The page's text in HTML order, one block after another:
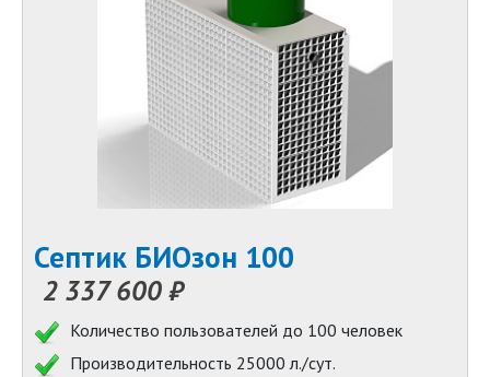
Септик БИОзон 100
2 337 600 ₽
Количество пользователей до 100 человек
Производительность 25000 л./сут.